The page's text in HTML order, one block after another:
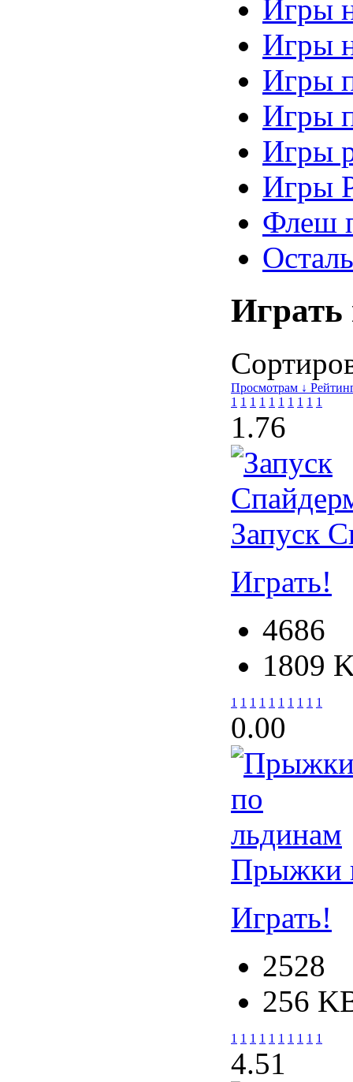
Игры
Игры
Игры
Игры
Игры
Игры
Флеш
Просмотрам ↓
1 1 1 1 1 1 1 1 1 1
1.76
Запуск
Играть!
4686
1809
1 1 1 1 1 1 1 1 1 1
0.00
Прыжки
Играть!
2528
256
1 1 1 1 1 1 1 1 1 1
4.51